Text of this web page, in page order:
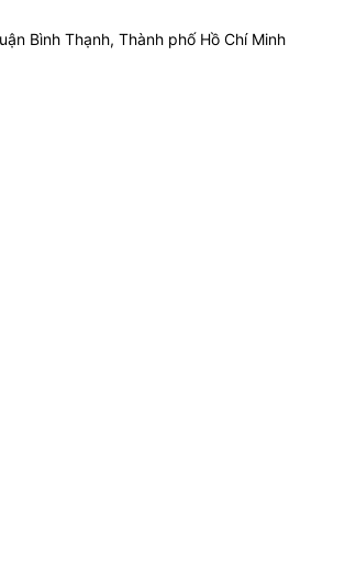
Bình Thạnh, Thành phố Hồ Chí Minh